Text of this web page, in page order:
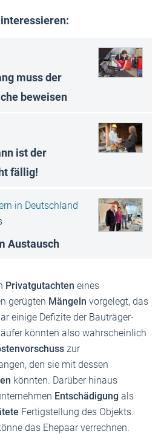
muss der
beweisen
ist der
fällig!
in Deutschland
Austausch
Privatgutachten eines
gerügten Mängeln vorgelegt, das
einige Defizite der Bauträger-
könnten also wahrscheinlich
zur
den sie mit dessen
könnten. Darüber hinaus
Entschädigung als
Fertigstellung des Objekts.
das Ehepaar verrechnen.